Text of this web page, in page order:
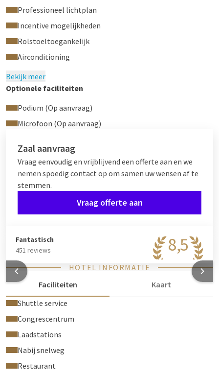
Professioneel lichtplan
Incentive mogelijkheden
Rolstoeltoegankelijk
Airconditioning
Bekijk meer
Optionele faciliteiten
Podium (Op aanvraag)
Microfoon (Op aanvraag)
Zaal aanvraag
Vraag eenvoudig en vrijblijvend een offerte aan en we
nemen spoedig contact op om samen uw wensen af te
stemmen.
Vraag offerte aan
8,5
Fantastisch
451 reviews
HOTEL INFORMATIE
Faciliteiten
Kaart
Shuttle service
Congrescentrum
Laadstations
Nabij snelweg
Restaurant